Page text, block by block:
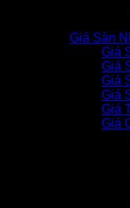
Giá Sàn
Giá
Giá
Giá
Giá
Giá
Giá